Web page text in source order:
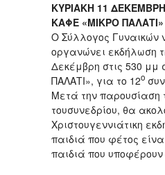
ΚΥΡΙΑΚΗ 11
ΚΑΦΕ «ΜΙΚΡΟ ΠΑΛΑΤΙ»
Ο Σύλλογος Γυναικών
οργανώνει εκδήλωση
Δεκέμβρη στις 530
ΠΑΛΑΤΙ», για το 12ο
Μετά την
τουσυνεδρίου, θα
Χριστουγεννιάτικη
παιδιά που φέτος
παιδιά που